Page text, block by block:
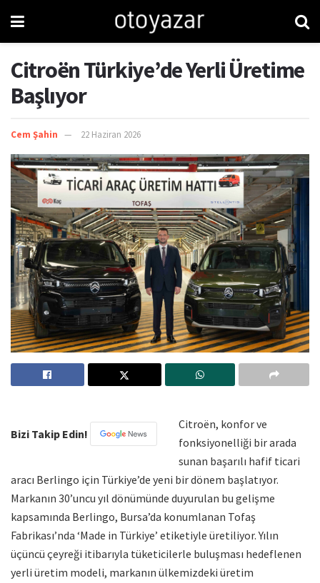
Citroën Türkiye’de Yerli Üretime
Başlıyor
Cem Şahin 22 Haziran 2026
Bizi Takip Edin!
Citroën, konfor ve
fonksiyonelliği bir arada
sunan başarılı hafif ticari
aracı Berlingo için Türkiye’de yeni bir dönem başlatıyor.
Markanın 30’uncu yıl dönümünde duyurulan bu gelişme
kapsamında Berlingo, Bursa’da konumlanan Tofaş
Fabrikası’nda ‘Made in Türkiye’ etiketiyle üretiliyor. Yılın
üçüncü çeyreği itibarıyla tüketicilerle buluşması hedeflenen
yerli üretim modeli, markanın ülkemizdeki üretim